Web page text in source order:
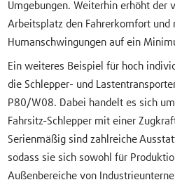
Umgebungen. Weiterhin erhöht der
Arbeitsplatz den Fahrerkomfort und
Humanschwingungen auf ein
Ein weiteres Beispiel für hoch
die Schlepper- und
P80/W08. Dabei handelt es sich
Fahrsitz-Schlepper mit einer
Serienmäßig sind zahlreiche
sodass sie sich sowohl für
Außenbereiche von